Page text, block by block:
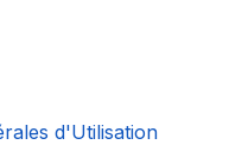
d'Utilisation